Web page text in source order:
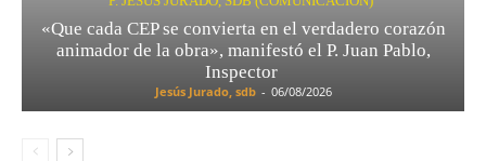
«Que cada CEP se convierta en el verdadero corazón
animador de la obra», manifestó el P. Juan Pablo,
Inspector
Jesús Jurado, sdb - 06/08/2026